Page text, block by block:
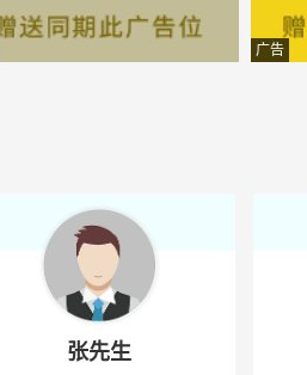
云南大瑞房地产开发有限公司
昆明世联卓群房地产经纪有限公司
云南国为机械科技有限公司
昆明市五华区聚辉珠宝店
广告
张先生